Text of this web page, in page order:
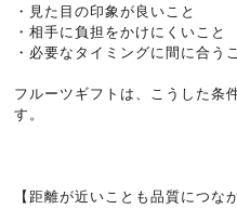
・見た目の印象が良いこと
・相手に負担をかけにくいこと
・必要なタイミングに間に合う
フルーツギフトは、こうした条
す。
【距離が近いことも品質につな